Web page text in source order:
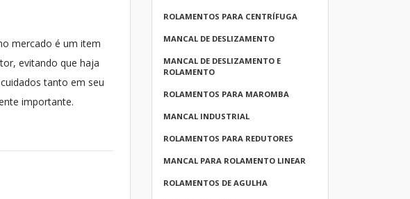
mercado é um item
evitando que haja
tanto em seu
importante.
ROLAMENTOS PARA CENTRÍFUGA
MANCAL DE DESLIZAMENTO
MANCAL DE DESLIZAMENTO E
ROLAMENTO
ROLAMENTOS PARA MAROMBA
MANCAL INDUSTRIAL
ROLAMENTOS PARA REDUTORES
MANCAL PARA ROLAMENTO LINEAR
ROLAMENTOS DE AGULHA